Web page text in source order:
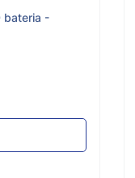
bateria -